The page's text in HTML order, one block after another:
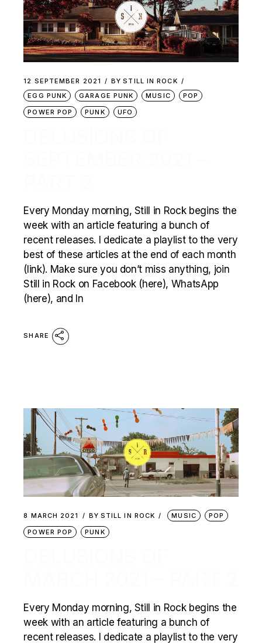
12 SEPTEMBER 2021 BY STILL IN ROCK
EGG PUNK
GARAGE PUNK MUSIC
POP
POWER POP
PUNK UFO
Every Monday morning, Still in Rock begins the
week with an article featuring a bunch of
recent releases. I dedicate a playlist to the very
best of these articles at the end of each month
(link). Make sure you don’t miss anything, join
Still in Rock on Facebook (here), WhatsApp
(here), and In
SHARE
8 MARCH 2021 BY STILL IN ROCK MUSIC
POP
POWER POP
PUNK
Every Monday morning, Still in Rock begins the
week with an article featuring a bunch of
recent releases. I dedicate a playlist to the very